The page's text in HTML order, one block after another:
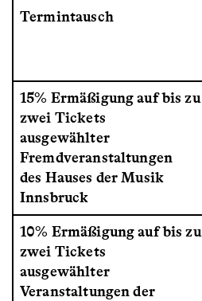
Termintausch
15% Ermäßigung auf bis zu
zwei Tickets
ausgewählter
Fremdveranstaltungen
des Hauses der Musik
Innsbruck
10% Ermäßigung auf bis zu
zwei Tickets
ausgewählter
Veranstaltungen der